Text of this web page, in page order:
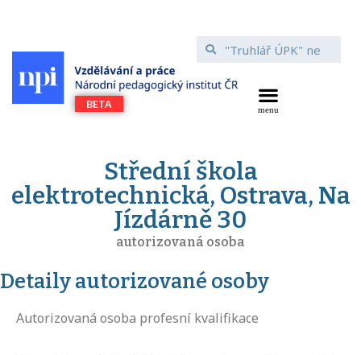
Střední škola
elektrotechnická, Ostrava, Na
Jízdárně 30
autorizovaná osoba
Detaily autorizované osoby
Autorizovaná osoba profesní kvalifikace